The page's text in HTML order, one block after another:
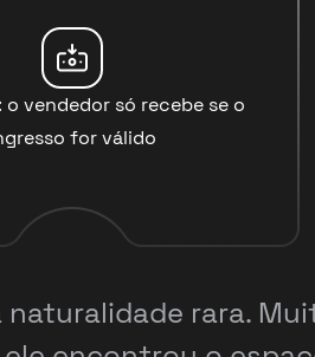
o vendedor só recebe se o
for válido
rara.